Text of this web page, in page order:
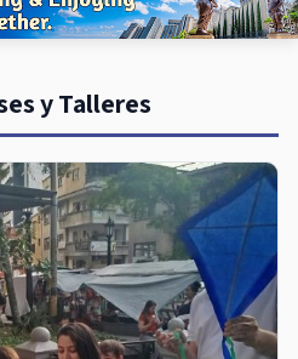
y Talleres